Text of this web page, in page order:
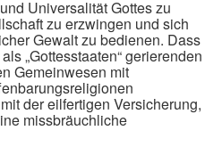
Universalität Gottes zu
zu erzwingen und sich
Gewalt zu bedienen. Dass
„Gottesstaaten“ gerierenden
Gemeinwesen mit
der eilfertigen Versicherung,
missbräuchliche